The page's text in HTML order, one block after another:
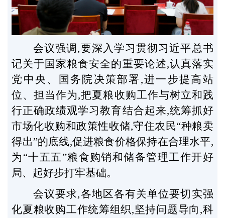
会议强调,要深入学习贯彻习近平总书
记关于国家粮食安全的重要论述,认真落实
党中央、国务院决策部署,进一步提高站
位、担当作为,把夏粮收购工作与树立和践
行正确政绩观学习教育结合起来,统筹抓好
市场化收购和政策性收储,守住农民“种粮卖
得出”的底线,促进粮食价格保持在合理水平,
为“十五五”粮食购销和储备管理工作开好
局、起好步打牢基础。
会议要求,各地区各有关单位要切实强
化夏粮收购工作统筹组织,坚持问题导向,科